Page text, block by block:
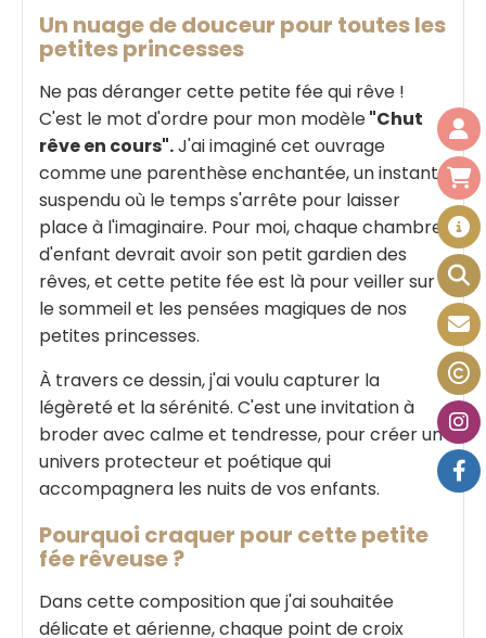
Un nuage de douceur pour toutes les
petites princesses
Ne pas déranger cette petite fée qui rêve !
C'est le mot d'ordre pour mon modèle"Chut
rêve en cours".J'ai imaginé cet ouvrage
comme une parenthèse enchantée, un instant
suspendu où le temps s'arrête pour laisser
place à l'imaginaire. Pour moi, chaque chambre
d'enfant devrait avoir son petit gardien des
rêves, et cette petite fée est là pour veiller sur
le sommeil et les pensées magiques de nos
petites princesses.
À travers ce dessin, j'ai voulu capturer la
légèreté et la sérénité. C'est une invitation à
broder avec calme et tendresse, pour créer un
univers protecteur et poétique qui
accompagnera les nuits de vos enfants.
Pourquoi craquer pour cette petite
fée rêveuse ?
Dans cette composition que j'ai souhaitée
délicate et aérienne, chaque point de croix